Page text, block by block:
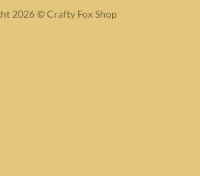
2026 © Crafty Fox Shop